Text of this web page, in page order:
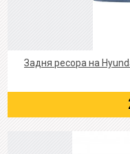
Задня ресора на